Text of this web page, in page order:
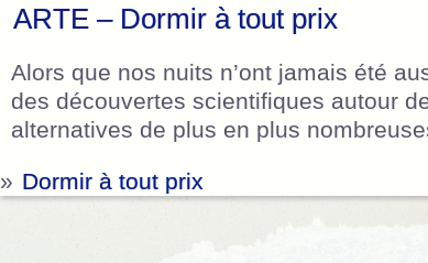
ARTE – Dormir à tout prix
Alors que nos nuits n’ont jamais été
des découvertes scientifiques autour
alternatives de plus en plus
» Dormir à tout prix